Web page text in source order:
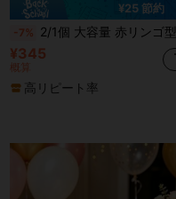
¥25 節約
-7% 2/1個 大容量 赤リンゴ型 プラスチックキャンディボックス、教師の日、卒業式、結婚式、誕生日、パーティーなど様々な場面に適しています。教師の日のお礼ギフトとして使用でき、新学期シーズンにも適しています
¥345
概算
高リピート率